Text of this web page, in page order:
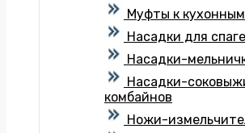
Муфты к
Насадки для
Насадки-
Насадки-
комбайнов
Ножи-